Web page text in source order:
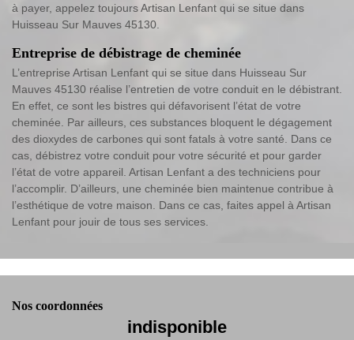
à payer, appelez toujours Artisan Lenfant qui se situe dans
Huisseau Sur Mauves 45130.
Entreprise de débistrage de cheminée
L’entreprise Artisan Lenfant qui se situe dans Huisseau Sur
Mauves 45130 réalise l’entretien de votre conduit en le débistrant.
En effet, ce sont les bistres qui défavorisent l’état de votre
cheminée. Par ailleurs, ces substances bloquent le dégagement
des dioxydes de carbones qui sont fatals à votre santé. Dans ce
cas, débistrez votre conduit pour votre sécurité et pour garder
l’état de votre appareil. Artisan Lenfant a des techniciens pour
l’accomplir. D’ailleurs, une cheminée bien maintenue contribue à
l’esthétique de votre maison. Dans ce cas, faites appel à Artisan
Lenfant pour jouir de tous ses services.
Nos coordonnées
indisponible